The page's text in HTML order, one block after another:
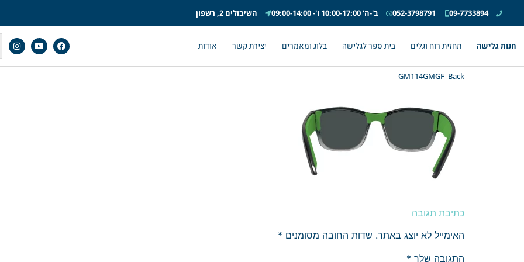
09-7733894
052-3798791 ב'-ה' 10:00-17:00 ו'- 09:00-14:00 השיבולים 2, רשפון
חנות גלישה תחזית רוח וגלים בית ספר לגלישה בלוג ומאמרים יצירת קשר אודות
GM114GMGF_Back
כתיבת תגובה
האימייל לא יוצג באתר. שדות החובה מסומנים *
התגובה שלך *